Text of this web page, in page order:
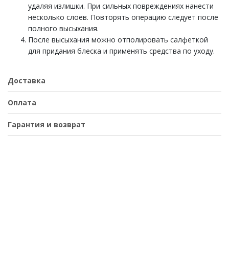
удаляя излишки. При сильных повреждениях нанести
несколько слоев. Повторять операцию следует после
полного высыхания.
После высыхания можно отполировать салфеткой
для придания блеска и применять средства по уходу.
Доставка
Оплата
Гарантия и возврат